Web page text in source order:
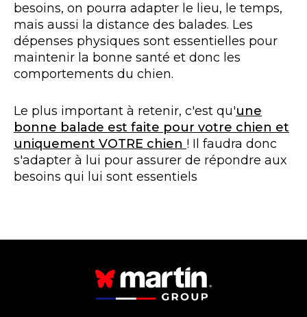
besoins, on pourra adapter le lieu, le temps,
mais aussi la distance des balades. Les
dépenses physiques sont essentielles pour
maintenir la bonne santé et donc les
comportements du chien.
Le plus important à retenir, c'est qu'une
bonne balade est faite pour votre chien et
uniquement VOTRE chien ! Il faudra donc
s'adapter à lui pour assurer de répondre aux
besoins qui lui sont essentiels